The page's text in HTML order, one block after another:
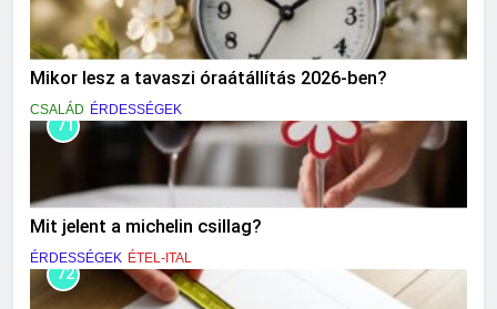
Mikor lesz a tavaszi óraátállítás 2026-ben?
CSALÁD ÉRDESSÉGEK
71
Mit jelent a michelin csillag?
ÉRDESSÉGEK ÉTEL-ITAL
72